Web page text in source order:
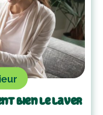
bien le laver